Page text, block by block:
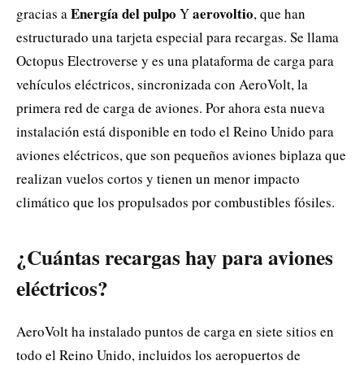
gracias aEnergía del pulpo Yaerovoltio, que han
estructurado una tarjeta especial para recargas. Se llama
Octopus Electroverse y es una plataforma de carga para
vehículos eléctricos, sincronizada con AeroVolt, la
primera red de carga de aviones. Por ahora esta nueva
instalación está disponible en todo el Reino Unido para
aviones eléctricos, que son pequeños aviones biplaza que
realizan vuelos cortos y tienen un menor impacto
climático que los propulsados ​​por combustibles fósiles.
¿Cuántas recargas hay para aviones
eléctricos?
AeroVolt ha instalado puntos de carga en siete sitios en
todo el Reino Unido, incluidos los aeropuertos de